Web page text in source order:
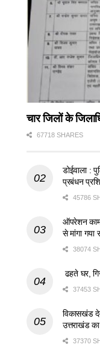
चार जिलों के
67718 SHARES
डोईवाला :
प्रबंधन
45786
ऑपरेशन
से मांगा गया
38074
ढहते घर,
37453
विकासखंड
उत्तराखंड
37370